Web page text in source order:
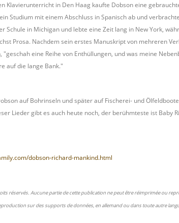
Klavierunterricht in Den Haag kaufte Dobson eine
Studium mit einem Abschluss in Spanisch ab und
Schule in Michigan und lebte eine Zeit lang in New York,
Prosa. Nachdem sein erstes Manuskript von mehreren
eine Reihe von Enthüllungen, und was meine
auf die lange Bank."
auf Bohrinseln und später auf Fischerei- und
Lieder gibt es auch heute noch, der berühmteste ist Baby
dobson-richard-mankind.html
réservés. Aucune partie de cette publication ne peut être réimprimée ou
sur des supports de données, en allemand ou dans toute autre